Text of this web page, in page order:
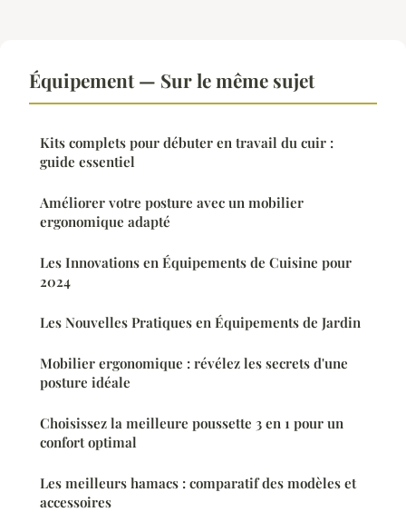
Équipement — Sur le même sujet
Kits complets pour débuter en travail du cuir :
guide essentiel
Améliorer votre posture avec un mobilier
ergonomique adapté
Les Innovations en Équipements de Cuisine pour
2024
Les Nouvelles Pratiques en Équipements de Jardin
Mobilier ergonomique : révélez les secrets d'une
posture idéale
Choisissez la meilleure poussette 3 en 1 pour un
confort optimal
Les meilleurs hamacs : comparatif des modèles et
accessoires